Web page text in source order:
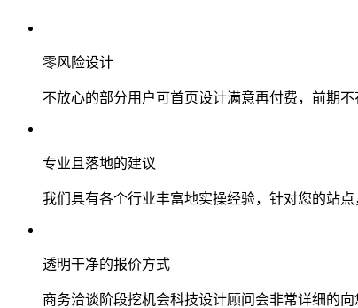
零风险设计
不放心的部分用户可首页设计满意再付费，前期
专业且落地的建议
我们具有各个行业丰富地实操经验，针对您的站
透明干净的报价方式
商务洽谈阶段挖机会科技设计顾问会非常详细的